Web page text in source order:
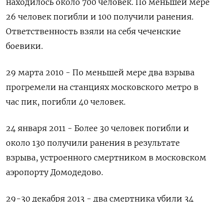
находилось около 700 человек. По меньшей мере
26 человек погибли и 100 получили ранения.
Ответственность взяли на себя чеченские
боевики.
29 марта 2010 - По меньшей мере два взрыва
прогремели на станциях московского метро в
час пик, погибли 40 человек.
24 января 2011 - Более 30 человек погибли и
около 130 получили ранения в результате
взрыва, устроенного смертником в московском
аэропорту Домодедово.
29-30 декабря 2013 - два смертника убили 34